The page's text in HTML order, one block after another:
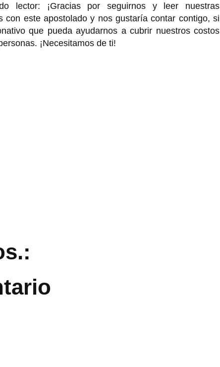
lector: ¡Gracias por seguirnos y leer nuestras
con este apostolado y nos gustaría contar contigo, si
que pueda ayudarnos a cubrir nuestros costos
¡Necesitamos de ti!